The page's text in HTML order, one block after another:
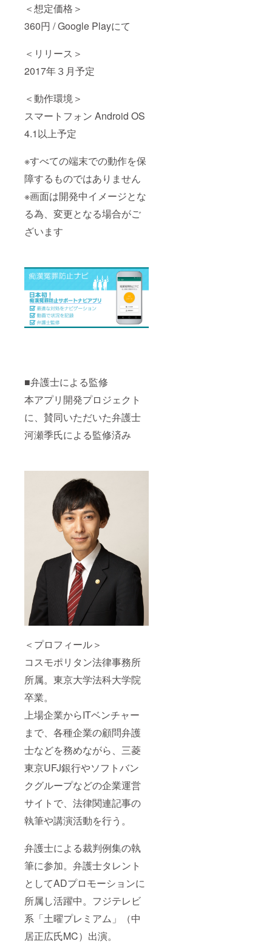
＜想定価格＞
360円 / Google Playにて
＜リリース＞
2017年３月予定
＜動作環境＞
スマートフォン Android OS
4.1以上予定
※すべての端末での動作を保
障するものではありません
※画面は開発中イメージとな
る為、変更となる場合がご
ざいます
■弁護士による監修
本アプリ開発プロジェクト
に、賛同いただいた弁護士
河瀬季氏による監修済み
＜プロフィール＞
コスモポリタン法律事務所
所属。東京大学法科大学院
卒業。
上場企業からITベンチャー
まで、各種企業の顧問弁護
士などを務めながら、三菱
東京UFJ銀行やソフトバン
クグループなどの企業運営
サイトで、法律関連記事の
執筆や講演活動を行う。
弁護士による裁判例集の執
筆に参加。弁護士タレント
としてADプロモーションに
所属し活躍中。フジテレビ
系「土曜プレミアム」（中
居正広氏MC）出演。